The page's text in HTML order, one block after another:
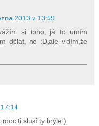
2013 v 13:59
si toho, já to umím
dělat, no :D,ale vidím,že
moc ti sluší ty brýle:)